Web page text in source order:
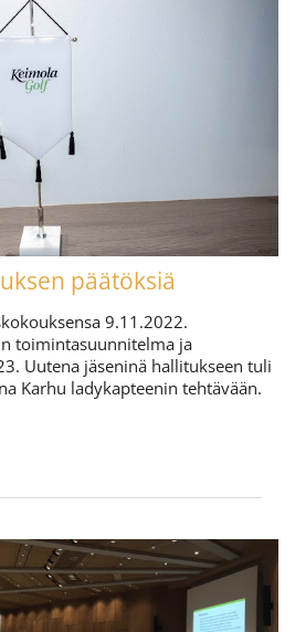
päätöksiä
9.11.2022.
toimintasuunnitelma ja
Uutena jäseninä hallitukseen tuli
Karhu ladykapteenin tehtävään.